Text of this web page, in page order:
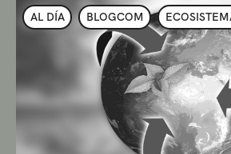
AL DÍA BLOGCOM